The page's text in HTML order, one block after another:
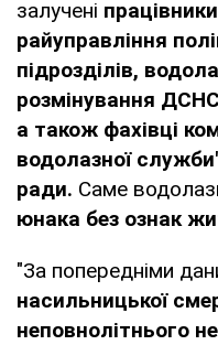
залучені
райуправління
підрозділів,
розмінування
а також фахівці
водолазної
ради. Саме
юнака без ознак
"За попередніми
насильницької
неповнолітнього